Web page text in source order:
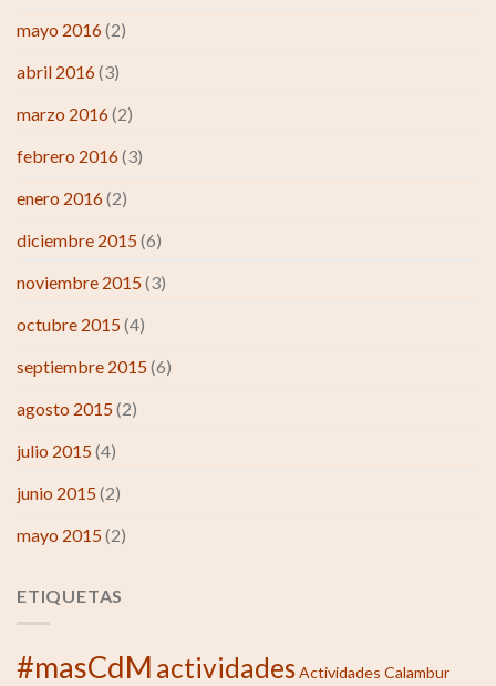
mayo 2016(2)
abril 2016(3)
marzo 2016(2)
febrero 2016(3)
enero 2016(2)
diciembre 2015(6)
noviembre 2015(3)
octubre 2015(4)
septiembre 2015(6)
agosto 2015(2)
julio 2015(4)
junio 2015(2)
mayo 2015(2)
ETIQUETAS
#masCdM actividadesActividades Calambur